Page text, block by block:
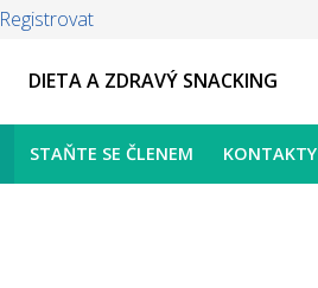
Registrovat
DIETA A ZDRAVÝ SNACKING
STAŇTE SE ČLENEM KONTAKTY